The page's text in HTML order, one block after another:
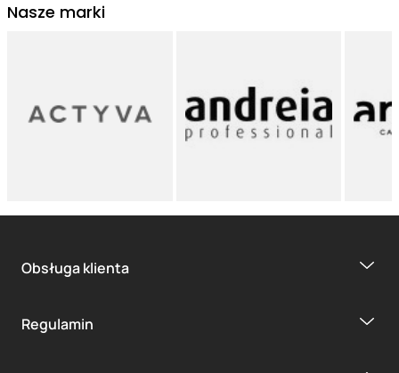
Nasze marki
Obsługa klienta
Regulamin